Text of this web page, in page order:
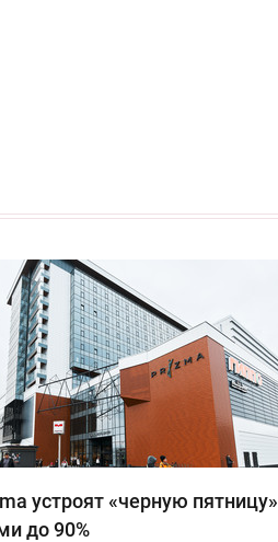
устроят «черную пятницу»
до 90%